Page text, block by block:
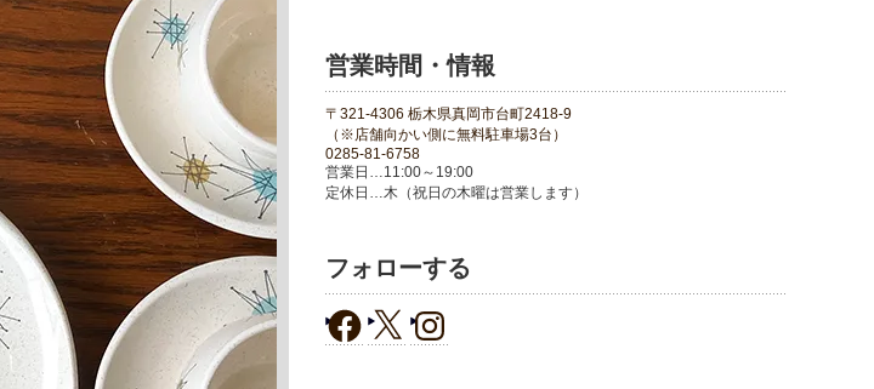
営業時間・情報
〒321-4306 栃木県真岡市台町2418-9
（※店舗向かい側に無料駐車場3台）
0285-81-6758
営業日…11:00～19:00
定休日…木（祝日の木曜は営業します）
フォローする